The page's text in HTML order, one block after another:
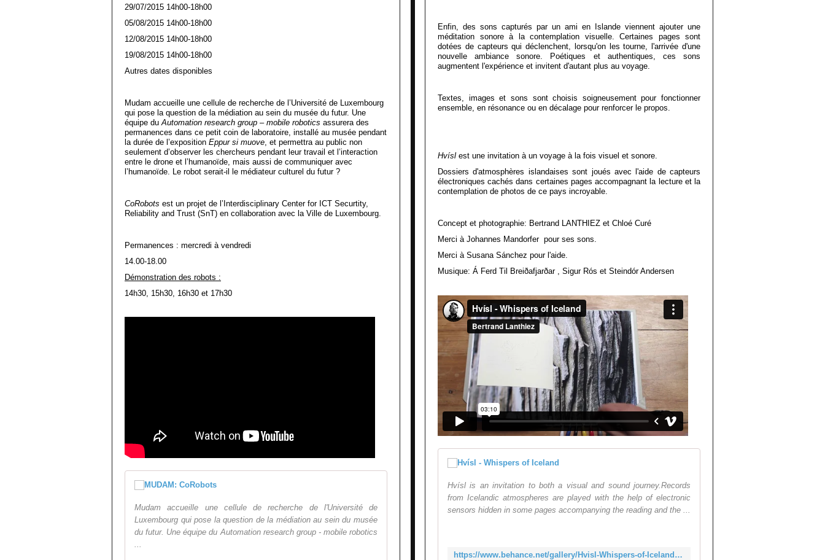
29/07/2015 14h00-18h00
05/08/2015 14h00-18h00
12/08/2015 14h00-18h00
19/08/2015 14h00-18h00
Autres dates disponibles
Mudam accueille une cellule de recherche de l’Université de Luxembourg
qui pose la question de la médiation au sein du musée du futur. Une
équipe duAutomation research group – mobile robotics assurera des
permanences dans ce petit coin de laboratoire, installé au musée pendant
la durée de l’exposition Eppur si muove, et permettra au public non
seulement d’observer les chercheurs pendant leur travail et l’interaction
entre le drone et l’humanoïde, mais aussi de communiquer avec
l’humanoïde. Le robot serait-il le médiateur culturel du futur ?
CoRobots est un projet de l’Interdisciplinary Center for ICT Securtity,
Reliability and Trust (SnT) en collaboration avec la Ville de Luxembourg.
Permanences : mercredi à vendredi
14.00-18.00
Démonstration des robots :
14h30, 15h30, 16h30 et 17h30
MUDAM: CoRobots
Mudam accueille une cellule de recherche de l'Université de
Luxembourg qui pose la question de la médiation au sein du musée
du futur. Une équipe du Automation research group - mobile robotics
Enfin, des sons capturés par un ami en Islande viennent ajouter une
méditation sonore à la contemplation visuelle. Certaines pages sont
dotées de capteurs qui déclenchent, lorsqu'on les tourne, l'arrivée d'une
nouvelle ambiance sonore. Poétiques et authentiques, ces sons
augmentent l'expérience et invitent d'autant plus au voyage.
Textes, images et sons sont choisis soigneusement pour fonctionner
ensemble, en résonance ou en décalage pour renforcer le propos.
Hvísl est une invitation à un voyage à la fois visuel et sonore.
Dossiers d'atmosphères islandaises sont joués avec l'aide de capteurs
électroniques cachés dans certaines pages accompagnant la lecture et la
contemplation de photos de ce pays incroyable.
Concept et photographie: Bertrand LANTHIEZ et Chloé Curé
Merci à Johannes Mandorfer pour ses sons.
Merci à Susana Sánchez pour l'aide.
Musique: Á Ferd Til Breiðafjarðar , Sigur Rós et Steindór Andersen
Hvísl is an invitation to both a visual and sound journey.Records
from Icelandic atmospheres are played with the help of electronic
sensors hidden in some pages accompanying the reading and the ...
https://www.behance.net/gallery/Hvisl-Whispers-of-Iceland/15499163